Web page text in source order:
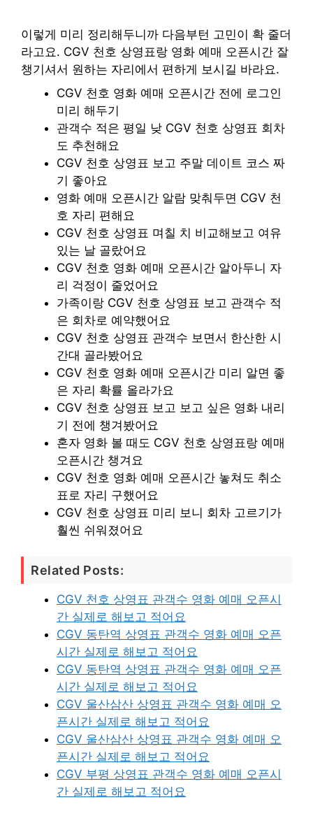
이렇게 미리 정리해두니까 다음부턴 고민이 확 줄더
라고요. CGV 천호 상영표랑 영화 예매 오픈시간 잘
챙기셔서 원하는 자리에서 편하게 보시길 바라요.
CGV 천호 영화 예매 오픈시간 전에 로그인
미리 해두기
관객수 적은 평일 낮 CGV 천호 상영표 회차
도 추천해요
CGV 천호 상영표 보고 주말 데이트 코스 짜
기 좋아요
영화 예매 오픈시간 알람 맞춰두면 CGV 천
호 자리 편해요
CGV 천호 상영표 며칠 치 비교해보고 여유
있는 날 골랐어요
CGV 천호 영화 예매 오픈시간 알아두니 자
리 걱정이 줄었어요
가족이랑 CGV 천호 상영표 보고 관객수 적
은 회차로 예약했어요
CGV 천호 상영표 관객수 보면서 한산한 시
간대 골라봤어요
CGV 천호 영화 예매 오픈시간 미리 알면 좋
은 자리 확률 올라가요
CGV 천호 상영표 보고 보고 싶은 영화 내리
기 전에 챙겨봤어요
혼자 영화 볼 때도 CGV 천호 상영표랑 예매
오픈시간 챙겨요
CGV 천호 영화 예매 오픈시간 놓쳐도 취소
표로 자리 구했어요
CGV 천호 상영표 미리 보니 회차 고르기가
훨씬 쉬워졌어요
Related Posts:
CGV 천호 상영표 관객수 영화 예매 오픈시
간 실제로 해보고 적어요
CGV 동탄역 상영표 관객수 영화 예매 오픈
시간 실제로 해보고 적어요
CGV 동탄역 상영표 관객수 영화 예매 오픈
시간 실제로 해보고 적어요
CGV 울산삼산 상영표 관객수 영화 예매 오
픈시간 실제로 해보고 적어요
CGV 울산삼산 상영표 관객수 영화 예매 오
픈시간 실제로 해보고 적어요
CGV 부평 상영표 관객수 영화 예매 오픈시
간 실제로 해보고 적어요